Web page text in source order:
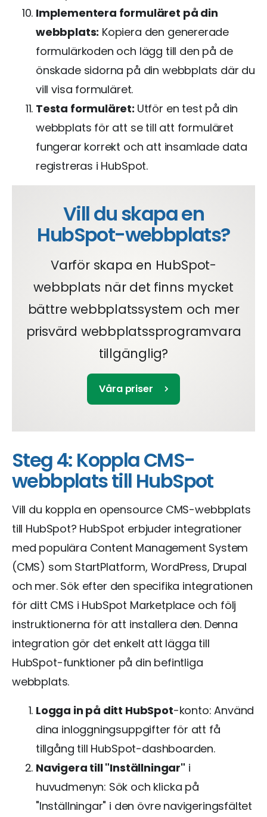
Implementera formuläret på din
webbplats: Kopiera den genererade
formulärkoden och lägg till den på de
önskade sidorna på din webbplats där du
vill visa formuläret.
Testa formuläret: Utför en test på din
webbplats för att se till att formuläret
fungerar korrekt och att insamlade data
registreras i HubSpot.
Vill du skapa en
HubSpot-webbplats?
Varför skapa en HubSpot-
webbplats när det finns mycket
bättre webbplatssystem och mer
prisvärd webbplatssprogramvara
tillgänglig?
Våra priser
Steg 4: Koppla CMS-
webbplats till HubSpot
Vill du koppla en opensource CMS-webbplats
till HubSpot? HubSpot erbjuder integrationer
med populära Content Management System
(CMS) som StartPlatform, WordPress, Drupal
och mer. Sök efter den specifika integrationen
för ditt CMS i HubSpot Marketplace och följ
instruktionerna för att installera den. Denna
integration gör det enkelt att lägga till
HubSpot-funktioner på din befintliga
webbplats.
Logga in på ditt HubSpot-konto: Använd
dina inloggningsuppgifter för att få
tillgång till HubSpot-dashboarden.
Navigera till "Inställningar" i
huvudmenyn: Sök och klicka på
"Inställningar" i den övre navigeringsfältet